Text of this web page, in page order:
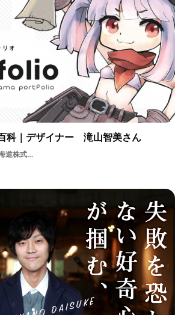
科｜デザイナー 滝山智美さん
ミクシィ美大生仕事作品大学美大